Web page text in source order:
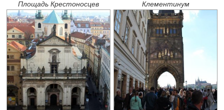
Площадь Крестоносцев Клементинум